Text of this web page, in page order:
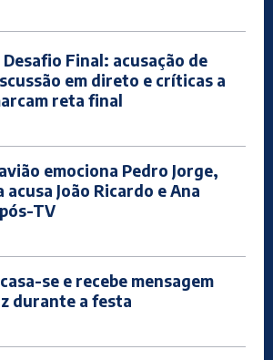
Final: acusação de
em direto e críticas a
reta final
emociona Pedro Jorge,
acusa João Ricardo e Ana
TV
se e recebe mensagem
durante a festa